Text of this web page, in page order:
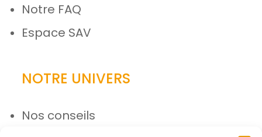
Notre FAQ
Espace SAV
NOTRE UNIVERS
Nos conseils